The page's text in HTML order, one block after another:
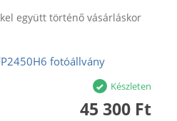
együtt történő vásárláskor
fotóállvány
Készleten
45 300 Ft